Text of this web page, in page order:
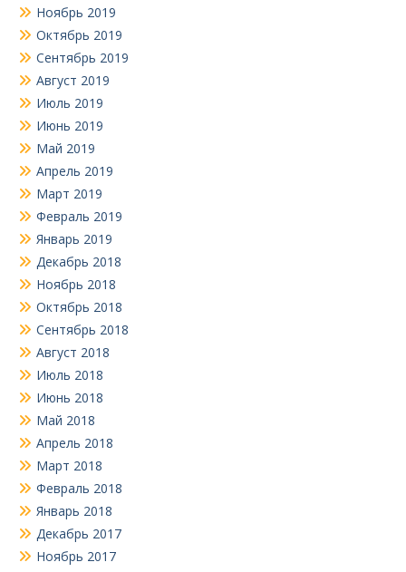
Ноябрь 2019
Октябрь 2019
Сентябрь 2019
Август 2019
Июль 2019
Июнь 2019
Май 2019
Апрель 2019
Март 2019
Февраль 2019
Январь 2019
Декабрь 2018
Ноябрь 2018
Октябрь 2018
Сентябрь 2018
Август 2018
Июль 2018
Июнь 2018
Май 2018
Апрель 2018
Март 2018
Февраль 2018
Январь 2018
Декабрь 2017
Ноябрь 2017